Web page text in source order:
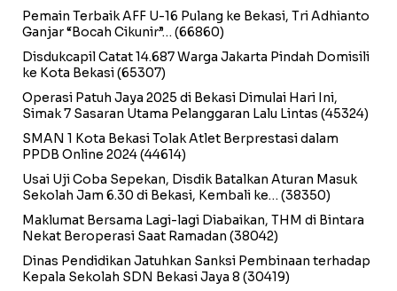
Pemain Terbaik AFF U-16 Pulang ke Bekasi, Tri Adhianto
Ganjar “Bocah Cikunir”… (66860)
Disdukcapil Catat 14.687 Warga Jakarta Pindah Domisili
ke Kota Bekasi(65307)
Operasi Patuh Jaya 2025 di Bekasi Dimulai Hari Ini,
Simak 7 Sasaran Utama Pelanggaran Lalu Lintas (45324)
SMAN 1 Kota Bekasi Tolak Atlet Berprestasi dalam
PPDB Online 2024(44614)
Usai Uji Coba Sepekan, Disdik Batalkan Aturan Masuk
Sekolah Jam 6.30 di Bekasi, Kembali ke… (38350)
Maklumat Bersama Lagi-lagi Diabaikan, THM di Bintara
Nekat Beroperasi Saat Ramadan (38042)
Dinas Pendidikan Jatuhkan Sanksi Pembinaan terhadap
Kepala Sekolah SDN Bekasi Jaya 8 (30419)